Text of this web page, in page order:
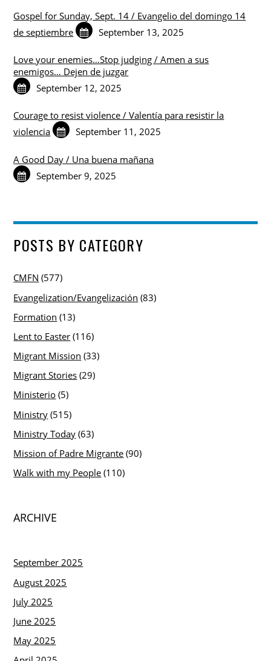
Gospel for Sunday, Sept. 14 / Evangelio del domingo 14
de septiembre
September 13, 2025
Love your enemies…Stop judging / Amen a sus
enemigos… Dejen de juzgar
September 12, 2025
Courage to resist violence / Valentía para resistir la
violencia
September 11, 2025
A Good Day / Una buena mañana
September 9, 2025
POSTS BY CATEGORY
CMFN (577)
Evangelization/Evangelización (83)
Formation (13)
Lent to Easter (116)
Migrant Mission (33)
Migrant Stories (29)
Ministerio (5)
Ministry (515)
Ministry Today (63)
Mission of Padre Migrante (90)
Walk with my People (110)
ARCHIVE
September 2025
August 2025
July 2025
June 2025
May 2025